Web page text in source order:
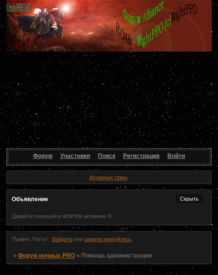
Форум Участники Поиск Регистрация Войти
Активные темы
Объявление
Давайте посещяйте ФОРУМ активнее !!!
Привет, Гость! Войдитеили зарегистрируйтесь.
» Форум ночных PRO » Помощь администрации